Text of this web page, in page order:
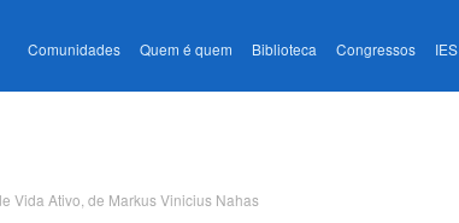
Comunidades Quem é quem Biblioteca Congressos IES
Vida Ativo, de Markus Vinicius Nahas